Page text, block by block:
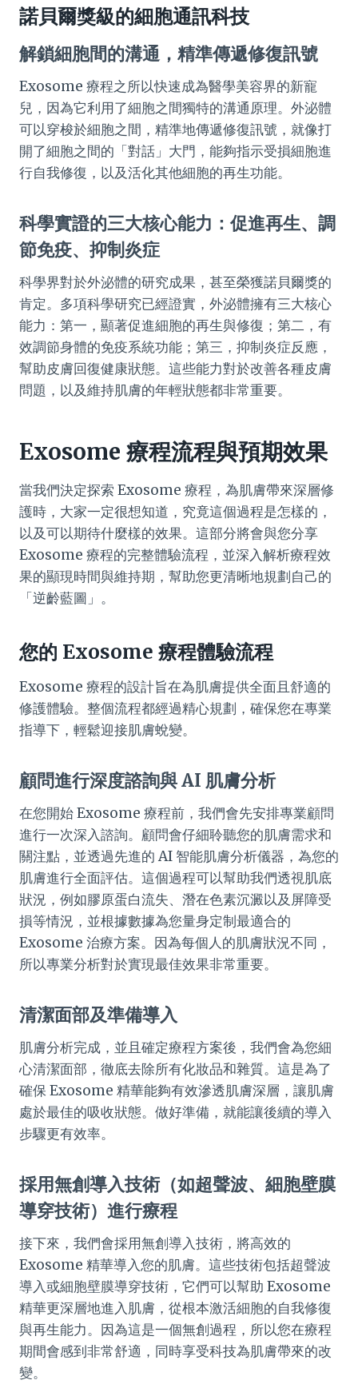
諾貝爾獎級的細胞通訊科技
解鎖細胞間的溝通，精準傳遞修復訊號
Exosome 療程之所以快速成為醫學美容界的新寵
兒，因為它利用了細胞之間獨特的溝通原理。外泌體
可以穿梭於細胞之間，精準地傳遞修復訊號，就像打
開了細胞之間的「對話」大門，能夠指示受損細胞進
行自我修復，以及活化其他細胞的再生功能。
科學實證的三大核心能力：促進再生、調
節免疫、抑制炎症
科學界對於外泌體的研究成果，甚至榮獲諾貝爾獎的
肯定。多項科學研究已經證實，外泌體擁有三大核心
能力：第一，顯著促進細胞的再生與修復；第二，有
效調節身體的免疫系統功能；第三，抑制炎症反應，
幫助皮膚回復健康狀態。這些能力對於改善各種皮膚
問題，以及維持肌膚的年輕狀態都非常重要。
Exosome 療程流程與預期效果
當我們決定探索 Exosome 療程，為肌膚帶來深層修
護時，大家一定很想知道，究竟這個過程是怎樣的，
以及可以期待什麼樣的效果。這部分將會與您分享
Exosome 療程的完整體驗流程，並深入解析療程效
果的顯現時間與維持期，幫助您更清晰地規劃自己的
「逆齡藍圖」。
您的 Exosome 療程體驗流程
Exosome 療程的設計旨在為肌膚提供全面且舒適的
修護體驗。整個流程都經過精心規劃，確保您在專業
指導下，輕鬆迎接肌膚蛻變。
顧問進行深度諮詢與 AI 肌膚分析
在您開始 Exosome 療程前，我們會先安排專業顧問
進行一次深入諮詢。顧問會仔細聆聽您的肌膚需求和
關注點，並透過先進的 AI 智能肌膚分析儀器，為您的
肌膚進行全面評估。這個過程可以幫助我們透視肌底
狀況，例如膠原蛋白流失、潛在色素沉澱以及屏障受
損等情況，並根據數據為您量身定制最適合的
Exosome 治療方案。因為每個人的肌膚狀況不同，
所以專業分析對於實現最佳效果非常重要。
清潔面部及準備導入
肌膚分析完成，並且確定療程方案後，我們會為您細
心清潔面部，徹底去除所有化妝品和雜質。這是為了
確保 Exosome 精華能夠有效滲透肌膚深層，讓肌膚
處於最佳的吸收狀態。做好準備，就能讓後續的導入
步驟更有效率。
採用無創導入技術（如超聲波、細胞壁膜
導穿技術）進行療程
接下來，我們會採用無創導入技術，將高效的
Exosome 精華導入您的肌膚。這些技術包括超聲波
導入或細胞壁膜導穿技術，它們可以幫助 Exosome
精華更深層地進入肌膚，從根本激活細胞的自我修復
與再生能力。因為這是一個無創過程，所以您在療程
期間會感到非常舒適，同時享受科技為肌膚帶來的改
變。